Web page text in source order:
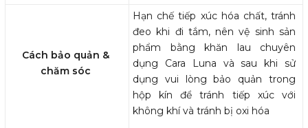
Cách bảo quản &
chăm sóc
Hạn chế tiếp xúc hóa chất, tránh
đeo khi đi tắm, nên vệ sinh sản
phẩm bằng khăn lau chuyên
dụng Cara Luna và sau khi sử
dụng vui lòng bảo quản trong
hộp kín để tránh tiếp xúc với
không khí và tránh bị oxi hóa